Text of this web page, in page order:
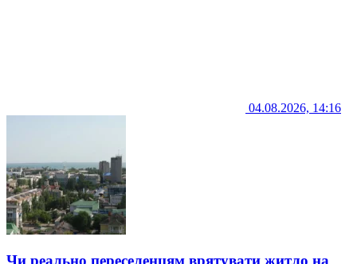
04.08.2026, 14:16
Чи реально переселенцям врятувати житло на